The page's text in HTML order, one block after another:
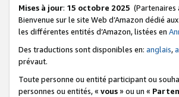
Mises à jour: 15 octobre 2025
Bienvenue sur le site Web d’Amazon dédié
les différentes entités d’Amazon, listées en
Des traductions sont disponibles en: anglais,
prévaut.
Toute personne ou entité participant ou
personnes ou entités, « vous» ou un «